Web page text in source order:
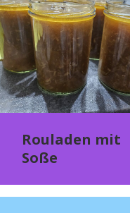
Rouladen mit
Soße